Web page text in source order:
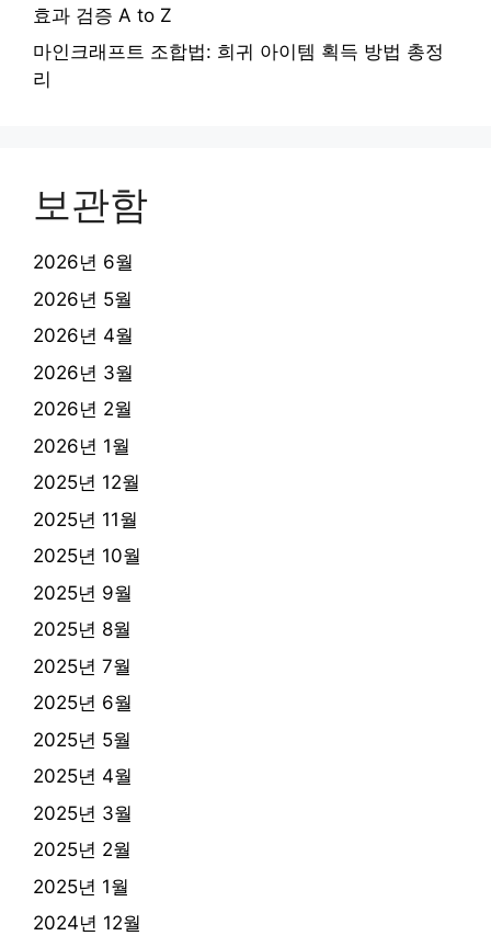
효과 검증 A to Z
마인크래프트 조합법: 희귀 아이템 획득 방법 총정
리
보관함
2026년 6월
2026년 5월
2026년 4월
2026년 3월
2026년 2월
2026년 1월
2025년 12월
2025년 11월
2025년 10월
2025년 9월
2025년 8월
2025년 7월
2025년 6월
2025년 5월
2025년 4월
2025년 3월
2025년 2월
2025년 1월
2024년 12월